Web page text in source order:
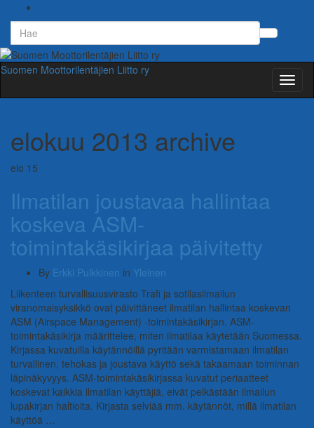
Search
for:
Suomen Moottorilentäjien Liitto ry
elokuu 2013 archive
elo 15
Ilmatilan joustavaa hallintaa
koskeva ASM-
toimintakäsikirjaa päivitetty
By Erkki Pulkkinen in Yleinen
Liikenteen turvallisuusvirasto Trafi ja sotilasilmailun
viranomaisyksikkö ovat päivittäneet ilmatilan hallintaa koskevan
ASM (Airspace Management) -toimintakäsikirjan. ASM-
toimintakäsikirja määrittelee, miten ilmatilaa käytetään Suomessa.
Kirjassa kuvatuilla käytännöillä pyritään varmistamaan ilmatilan
turvallinen, tehokas ja joustava käyttö sekä takaamaan toiminnan
läpinäkyvyys. ASM-toimintakäsikirjassa kuvatut periaatteet
koskevat kaikkia ilmatilan käyttäjiä, eivät pelkästään ilmailun
lupakirjan haltioita. Kirjasta selviää mm. käytännöt, millä ilmatilan
käyttöä …